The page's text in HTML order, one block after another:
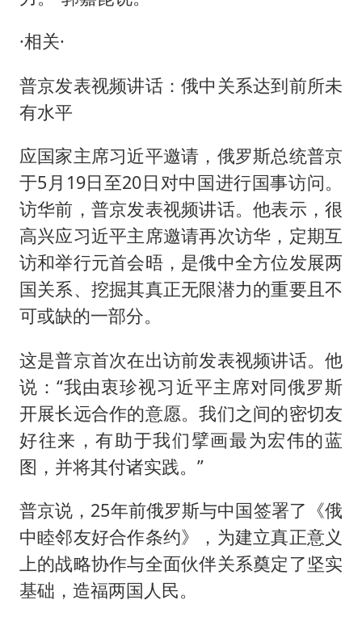
·相关·
普京发表视频讲话：俄中关系达到前所未
有水平
应国家主席习近平邀请，俄罗斯总统普京
于5月19日至20日对中国进行国事访问。
访华前，普京发表视频讲话。他表示，很
高兴应习近平主席邀请再次访华，定期互
访和举行元首会晤，是俄中全方位发展两
国关系、挖掘其真正无限潜力的重要且不
可或缺的一部分。
这是普京首次在出访前发表视频讲话。他
说：“我由衷珍视习近平主席对同俄罗斯
开展长远合作的意愿。我们之间的密切友
好往来，有助于我们擘画最为宏伟的蓝
图，并将其付诸实践。”
普京说，25年前俄罗斯与中国签署了《俄
中睦邻友好合作条约》，为建立真正意义
上的战略协作与全面伙伴关系奠定了坚实
基础，造福两国人民。